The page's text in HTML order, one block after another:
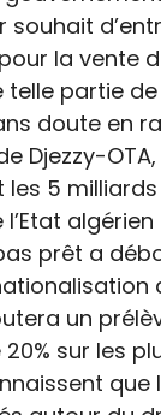
souhait
la vente
telle partie
doute en
Djezzy-
5 milliards
algérien
prêt a
un
sur les
que